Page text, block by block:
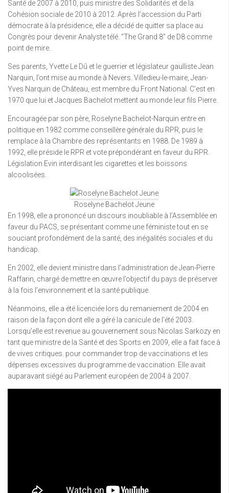
Santé de 2007 à 2010, puis ministre des Solidarités et de la
Cohésion sociale de 2010 à 2012. Après l’accession du Parti
démocrate à la présidence, elle a décidé de quitter sa place au
Congrès pour devenir Analyste télé. “The Grand 8” de D8 comme
point de mire.
Ses parents, Yvette Le Dû et le guerrier et législateur gaulliste Jean
Narquin, l’ont mise au monde à Nevers. Villedieu-le-maire, Jean-
Yves Narquin de Château, est membre du Front National. C’est en
1970 que lui et Jacques Bachelot mettent au monde leur fils Pierre.
Encouragée par son père, Roselyne Bachelot-Narquin entre en
politique en 1982 comme conseillère générale du RPR, puis le
remplace à la Chambre des représentants en 1988. De 1989 à
1992, elle préside le RPR et vote prépondérant en faveur du RPR.
Législation Evin interdisant les cigarettes et les boissons
alcoolisées.
Roselyne Bachelot Jeune
En 1998, elle a prononcé un discours inoubliable à l’Assemblée en
faveur du PACS, se présentant comme une féministe tout en se
souciant profondément de la santé, des inégalités sociales et du
handicap.
En 2002, elle devient ministre dans l’administration de Jean-Pierre
Raffarin, chargé de mettre en œuvre l’objectif du pays de préserver
à la fois l’environnement et la santé publique.
Néanmoins, elle a été licenciée lors du remaniement de 2004 en
raison de la façon dont elle a géré la canicule de l’été 2003.
Lorsqu’elle est revenue au gouvernement sous Nicolas Sarkozy en
tant que ministre de la Santé et des Sports en 2009, elle a fait face à
de vives critiques. pour commander trop de vaccinations et les
dépenses excessives du programme de vaccination. Elle avait
auparavant siégé au Parlement européen de 2004 à 2007.